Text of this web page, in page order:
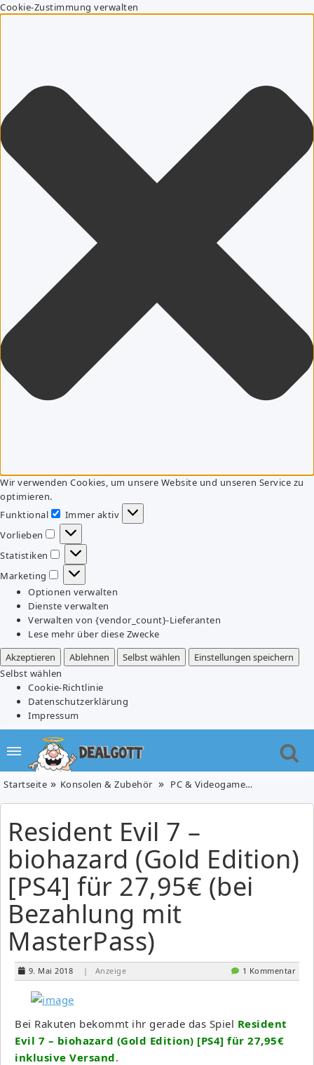
Cookie-Zustimmung verwalten
Wir verwenden Cookies, um unsere Website und unseren Service zu
optimieren.
Funktional
Funktional
Immer aktiv
Vorlieben
Vorlieben
Statistiken
Statistiken
Marketing
Marketing
Optionen verwalten
Dienste verwalten
Verwalten von {vendor_count}-Lieferanten
Lese mehr über diese Zwecke
Akzeptieren
Ablehnen Selbst wählen
Einstellungen speichern
Selbst wählen
Cookie-Richtlinie
Datenschutzerklärung
Impressum
Startseite Konsolen & Zubehör PC & Videogames
Resident Evil 7 –
biohazard (Gold Edition)
[PS4] für 27,95€ (bei
Bezahlung mit
MasterPass)
9. Mai 2018 | Anzeige 1 Kommentar
Bei Rakuten bekommt ihr gerade das Spiel Resident
Evil 7 – biohazard (Gold Edition) [PS4] für 27,95€
inklusive Versand.